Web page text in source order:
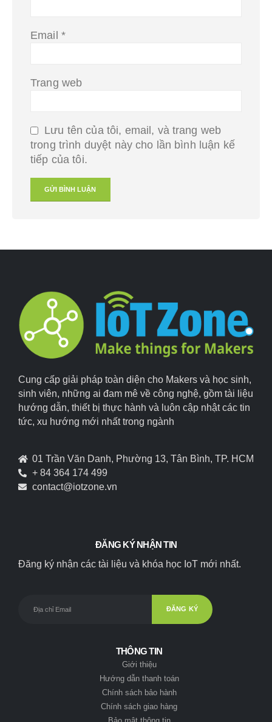
Email *
Trang web
Lưu tên của tôi, email, và trang web
trong trình duyệt này cho lần bình luận kế
tiếp của tôi.
Cung cấp giải pháp toàn diện cho Makers và học sinh,
sinh viên, những ai đam mê về công nghệ, gồm tài liệu
hướng dẫn, thiết bị thực hành và luôn cập nhật các tin
tức, xu hướng mới nhất trong ngành
01 Trần Văn Danh, Phường 13, Tân Bình, TP. HCM
+ 84 364 174 499
contact@iotzone.vn
ĐĂNG KÝ NHẬN TIN
Đăng ký nhận các tài liệu và khóa học IoT mới nhất.
THÔNG TIN
Giới thiệu
Hướng dẫn thanh toán
Chính sách bảo hành
Chính sách giao hàng